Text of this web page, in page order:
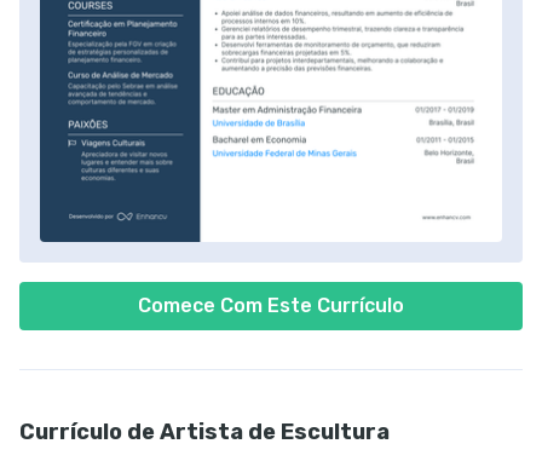
Comece Com Este Currículo
Currículo de Artista de Escultura